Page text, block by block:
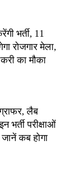
भर्ती, 11
रोजगार मेला,
का मौका
लैब
भर्ती परीक्षाओं
जानें कब होगा